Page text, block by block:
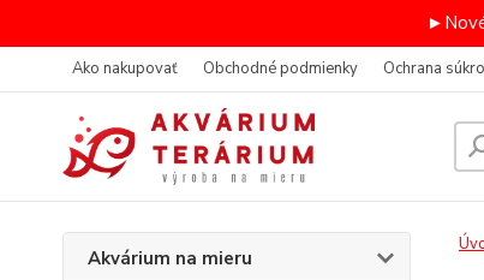
Ako nakupovať Obchodné podmienky Ochrana
Akvárium na mieru